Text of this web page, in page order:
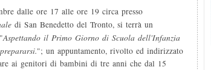
dalle ore 17 alle ore 19 circa presso
di San Benedetto del Tronto, si terrà un
Aspettando il Primo Giorno di Scuola dell'Infanzia
"; un appuntamento, rivolto ed indirizzato
ai genitori di bambini di tre anni che dal 15